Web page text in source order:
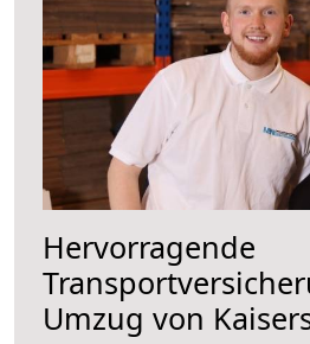
Hervorragende
Umzug von